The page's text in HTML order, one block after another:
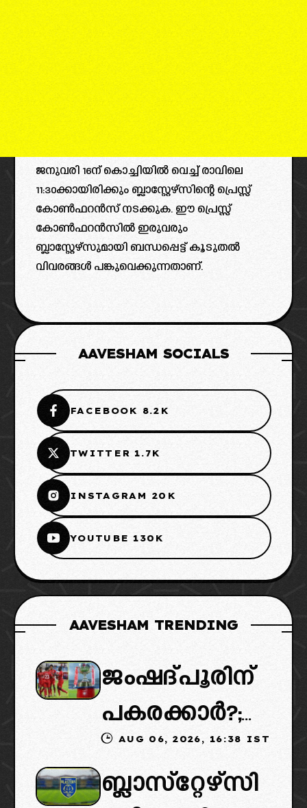
ജനുവരി 16ന് കൊച്ചിയിൽ വെച്ച് രാവിലെ
11:30ക്കായിരിക്കും ബ്ലാസ്റ്റേഴ്‌സിന്റെ പ്രെസ്സ്
കോൺഫറൻസ് നടക്കുക. ഈ പ്രെസ്സ്
കോൺഫറൻസിൽ ഇരുവരും
ബ്ലാസ്റ്റേഴ്‌സുമായി ബന്ധപ്പെട്ട് കൂടുതൽ
വിവരങ്ങൾ പങ്കുവെക്കുന്നതാണ്.
AAVESHAM SOCIALS
FACEBOOK 8.2K
TWITTER 1.7K
INSTAGRAM 20K
YOUTUBE 130K
AAVESHAM TRENDING
ജംഷദ്പൂരിന്
പകരക്കാർ?;
ഐഎസ്എല്ലി
ൽ പുതിയ
AUG 06, 2026, 16:38 IST
ബ്ലാസ്‌റ്റേഴ്‌സി